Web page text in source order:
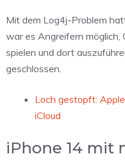
Mit dem Log4j-Problem
war es Angreifern möglich,
spielen und dort
geschlossen.
Loch gestopft:
iCloud
iPhone 14 mit